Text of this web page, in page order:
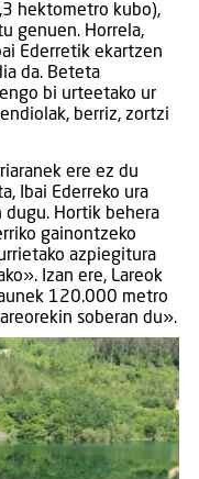
hektometro kubo),
genuen. Horrela,
Ederretik ekartzen
da. Beteta
bi urteetako ur
berriz, zortzi
ere ez du
Ibai Ederreko ura
dugu. Hortik behera
gainontzeko
azpiegitura
Izan ere, Lareok
120.000 metro
soberan du».